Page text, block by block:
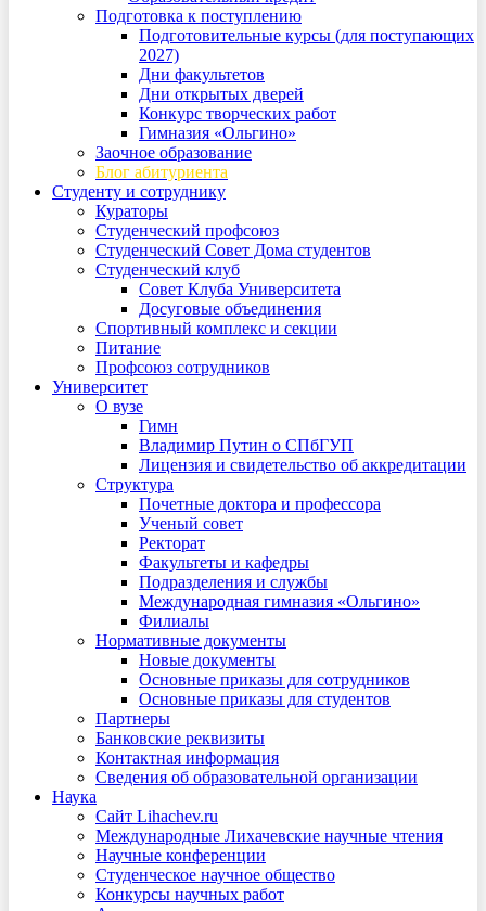
Подготовка к поступлению
Подготовительные курсы (для поступающих
2027)
Дни факультетов
Дни открытых дверей
Конкурс творческих работ
Гимназия «Ольгино»
Заочное образование
Блог абитуриента
Студенту и сотруднику
Кураторы
Студенческий профсоюз
Студенческий Совет Дома студентов
Студенческий клуб
Совет Клуба Университета
Досуговые объединения
Спортивный комплекс и секции
Питание
Профсоюз сотрудников
Университет
О вузе
Гимн
Владимир Путин о СПбГУП
Лицензия и свидетельство об аккредитации
Структура
Почетные доктора и профессора
Ученый совет
Ректорат
Факультеты и кафедры
Подразделения и службы
Международная гимназия «Ольгино»
Филиалы
Нормативные документы
Новые документы
Основные приказы для сотрудников
Основные приказы для студентов
Партнеры
Банковские реквизиты
Контактная информация
Сведения об образовательной организации
Наука
Сайт Lihachev.ru
Международные Лихачевские научные чтения
Научные конференции
Студенческое научное общество
Конкурсы научных работ